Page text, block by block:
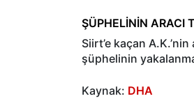
ŞÜPHELİNİN ARACI
Siirt’e kaçan
şüphelinin
Kaynak: DHA